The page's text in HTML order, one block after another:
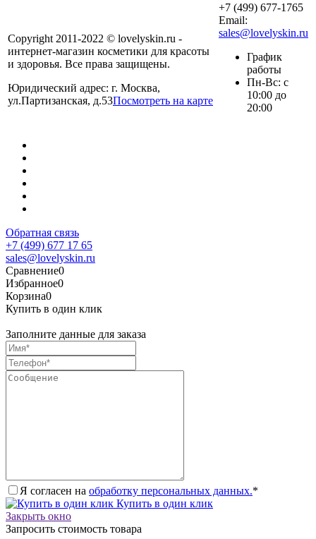
Copyright 2011-2022 © lovelyskin.ru -
интернет-магазин косметики для красоты
и здоровья. Все права защищены.
Юридический адрес: г. Москва,
ул.Партизанская, д.53Посмотреть на карте
+7 (499) 677-1765
Email:
sales@lovelyskin.ru
График
работы
Пн-Вс: с
10:00 до
20:00
Обратная связь
+7 (499) 677 17 65
sales@lovelyskin.ru
Сравнение0
Избранное0
Корзина0
Купить в один клик
Заполните данные для заказа
Я согласен на обработку персональных данных.*
Купить в один клик
Закрыть окно
Запросить стоимость товара